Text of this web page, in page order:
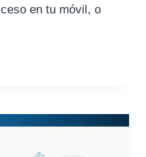
en tu móvil, o